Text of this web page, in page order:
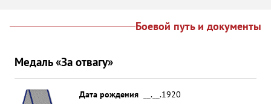
Боевой путь и документы
Медаль «За отвагу»
Дата рождения
__.__.1920